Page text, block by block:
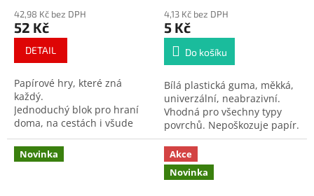
42,98 Kč bez DPH
52 Kč
DETAIL
Papírové hry, které zná
každý.
Jednoduchý blok pro hraní
doma, na cestách i všude
tam, kde stačí tužka a chuť si
zahrát.
4,13 Kč bez DPH
5 Kč
Do košíku
Bílá plastická guma, měkká,
univerzální, neabrazivní.
Vhodná pro všechny typy
povrchů. Nepoškozuje papír.
Novinka
Akce
Novinka